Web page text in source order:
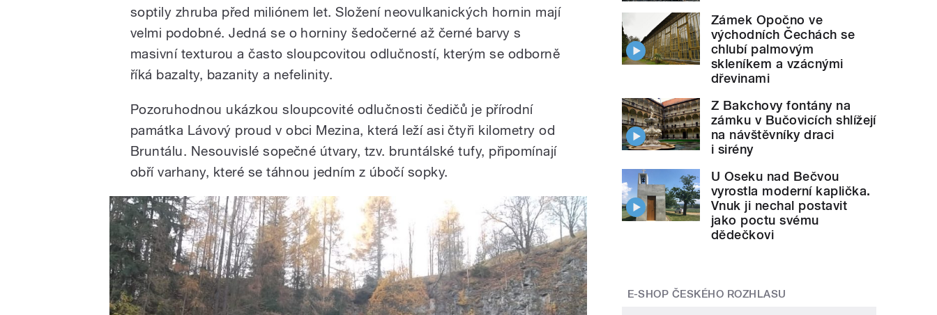
soptily zhruba před miliónem let. Složení neovulkanických hornin mají
velmi podobné. Jedná se o horniny šedočerné až černé barvy s
masivní texturou a často sloupcovitou odlučností, kterým se odborně
říká bazalty, bazanity a nefelinity.
Pozoruhodnou ukázkou sloupcovité odlučnosti čedičů je přírodní
památka Lávový proud v obci Mezina, která leží asi čtyři kilometry od
Bruntálu. Nesouvislé sopečné útvary, tzv. bruntálské tufy, připomínají
obří varhany, které se táhnou jedním z úbočí sopky.
Zámek Opočno ve
východních Čechách se
chlubí palmovým
skleníkem a vzácnými
dřevinami
Z Bakchovy fontány na
zámku v Bučovicích shlížejí
na návštěvníky draci
i sirény
U Oseku nad Bečvou
vyrostla moderní kaplička.
Vnuk ji nechal postavit
jako poctu svému
dědečkovi
E-SHOP ČESKÉHO ROZHLASU